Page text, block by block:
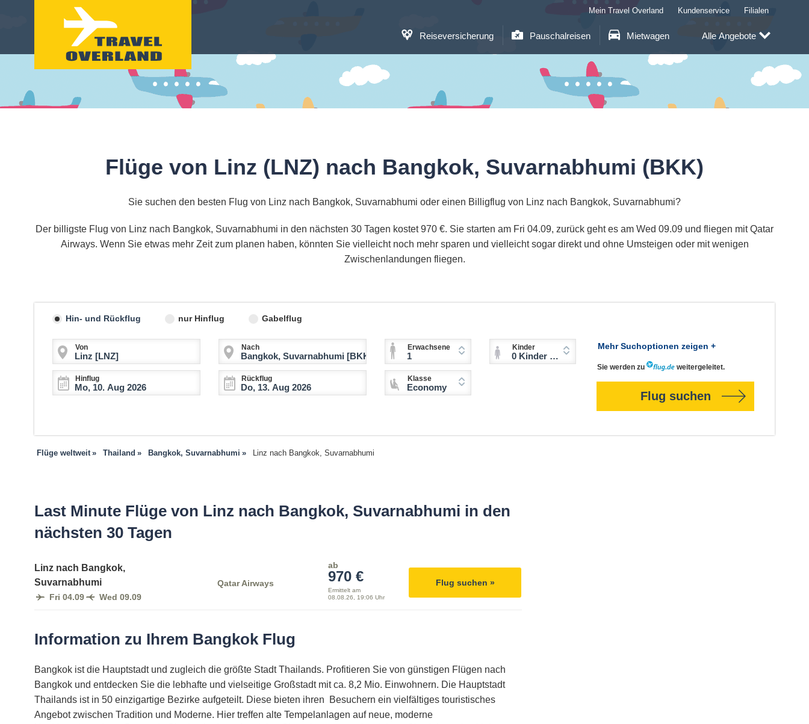
Reiseversicherung Pauschalreisen Mietwagen
Mein Travel Overland Kundenservice Filialen
Alle Angebote
Flüge von Linz (LNZ) nach Bangkok, Suvarnabhumi (BKK)
Sie suchen den besten Flug von Linz nach Bangkok, Suvarnabhumi oder einen Billigflug von Linz nach Bangkok, Suvarnabhumi?
Der billigste Flug von Linz nach Bangkok, Suvarnabhumi in den nächsten 30 Tagen kostet 970 €. Sie starten am Fri 04.09, zurück geht es am Wed 09.09 und fliegen mit Qatar
Airways. Wenn Sie etwas mehr Zeit zum planen haben, könnten Sie vielleicht noch mehr sparen und vielleicht sogar direkt und ohne Umsteigen oder mit wenigen
Zwischenlandungen fliegen.
Hin- und Rückflug nur Hinflug Gabelflug
Von Nach
Hinflug Rückflug
Erwachsene
1
Kinder
0 Kinder (2-11 Jahre)
Klasse
Economy
Mehr Suchoptionen zeigen +
Sie werden zu weitergeleitet.
Flug suchen
Flüge weltweit Thailand Bangkok, Suvarnabhumi Linz nach Bangkok, Suvarnabhumi
Last Minute Flüge von Linz nach Bangkok, Suvarnabhumi in den
nächsten 30 Tagen
Linz nach Bangkok,
Suvarnabhumi
Fri 04.09 Wed 09.09
Qatar Airways
ab
970 €
Ermittelt am
08.08.26, 19:06 Uhr
Flug suchen »
Information zu Ihrem Bangkok Flug
Bangkok ist die Hauptstadt und zugleich die größte Stadt Thailands. Profitieren Sie von günstigen Flügen nach
Bangkok und entdecken Sie die lebhafte und vielseitige Großstadt mit ca. 8,2 Mio. Einwohnern. Die Hauptstadt
Thailands ist in 50 einzigartige Bezirke aufgeteilt. Diese bieten ihren Besuchern ein vielfältiges touristisches
Angebot zwischen Tradition und Moderne. Hier treffen alte Tempelanlagen auf neue, moderne